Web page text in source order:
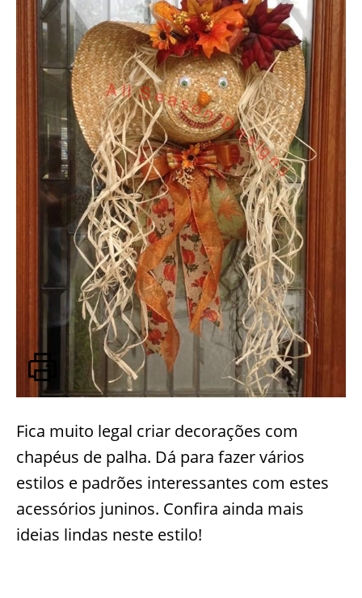
Fica muito legal criar decorações com
chapéus de palha. Dá para fazer vários
estilos e padrões interessantes com estes
acessórios juninos. Confira ainda mais
ideias lindas neste estilo!